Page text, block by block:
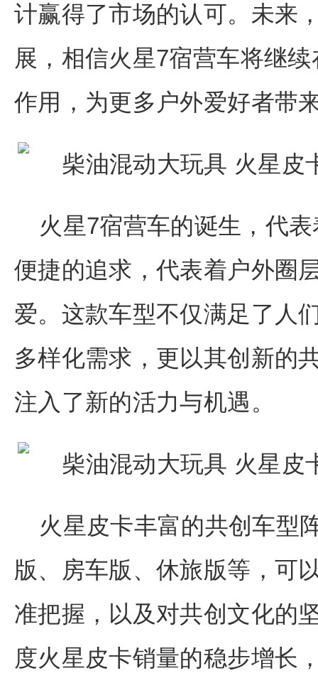
计赢得了市场的认可。未来
展，相信火星7宿营车将继
作用，为更多户外爱好者带
火星7宿营车的诞生，代
便捷的追求，代表着户外圈
爱。这款车型不仅满足了人
多样化需求，更以其创新的
注入了新的活力与机遇。
火星皮卡丰富的共创车型
版、房车版、休旅版等，可
准把握，以及对共创文化的
度火星皮卡销量的稳步增长